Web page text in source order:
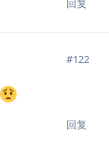
回复
#122
回复